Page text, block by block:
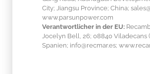
City; Jiangsu Province; China;
www.parsunpower.com
Verantwortlicher in der EU:
Jocelyn Bell, 26; 08840 Viladecans
Spanien; info@recmar.es;